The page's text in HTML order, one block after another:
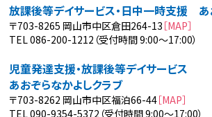
放課後等デイサービス・日中一時支援 あ
〒703-8265 岡山市中区倉田264-13 ［MAP］
TEL 086-200-1212（受付時間 9:00～17:00）
児童発達支援・放課後等デイサービス
あおぞらなかよしクラブ
〒703-8262 岡山市中区福泊66-44［MAP］
TEL 090-9354-5372（受付時間 9:00～17:00）